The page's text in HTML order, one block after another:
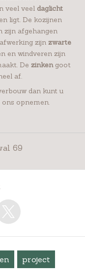
veel veel daglicht
ligt. De kozijnen
zijn afgehangen
zijn zwarte
en windveren zijn
De zinkengoot
af.
dan kunt u
opnemen.
69
project